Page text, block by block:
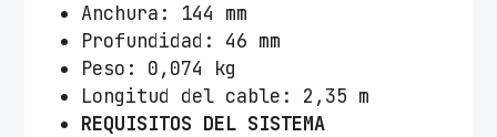
Anchura: 144 mm
Profundidad: 46 mm
Peso: 0,074 kg
Longitud del cable: 2,35 m
REQUISITOS DEL SISTEMA